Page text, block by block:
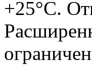
+25°С.